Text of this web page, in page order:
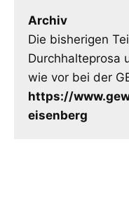
Archiv
Die bisherigen
Durchhalteprosa
wie vor bei der
https://
eisenberg